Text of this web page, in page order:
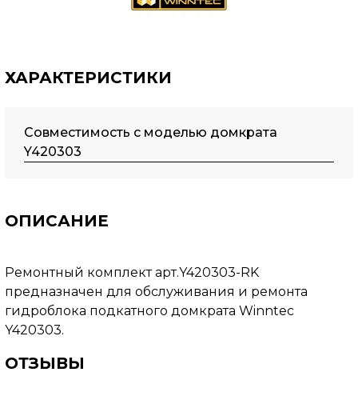
ХАРАКТЕРИСТИКИ
Совместимость с моделью домкрата
Y420303
ОПИСАНИЕ
Ремонтный комплект арт.Y420303-RK
предназначен для обслуживания и ремонта
гидроблока подкатного домкрата Winntec
Y420303.
ОТЗЫВЫ